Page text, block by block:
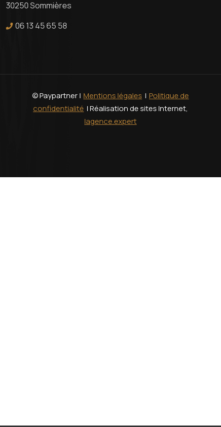
30250 Sommières
06 13 45 65 58
© Paypartner | Mentions légales | Politique de
confidentialité | Réalisation de sites Internet,
lagence.expert